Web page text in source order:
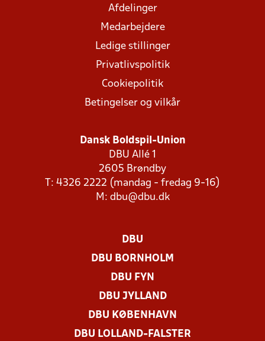
Afdelinger
Medarbejdere
Ledige stillinger
Privatlivspolitik
Cookiepolitik
Betingelser og vilkår
Dansk Boldspil-Union
DBU Allé 1
2605 Brøndby
T: 4326 2222 (mandag - fredag 9-16)
M: dbu@dbu.dk
DBU
DBU BORNHOLM
DBU FYN
DBU JYLLAND
DBU KØBENHAVN
DBU LOLLAND-FALSTER